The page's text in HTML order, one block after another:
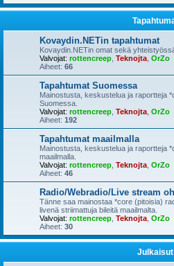
Kovaydin.NETin tapahtumat
Kovaydin.NETin omat sekä
Valvojat: rottencreep Teknojta OrZo
Aiheet: 66
Tapahtumat Suomessa
Mainostusta, keskustelua ja raportteja
Suomessa.
Valvojat: rottencreep Teknojta OrZo
Aiheet: 192
Tapahtumat maailmalla
Mainostusta, keskustelua ja raportteja
maailmalla.
Valvojat: rottencreep Teknojta OrZo
Aiheet: 46
Radio/Webradio/Live stream
Tänne saa mainostaa *core (pitoisia)
livenä striimattuja bileitä maailmalta.
Valvojat: rottencreep Teknojta OrZo
Aiheet: 30
Julkaisut